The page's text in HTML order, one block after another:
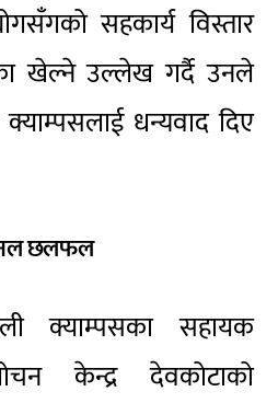
सहकार्य विस्तार
खेल्ने उल्लेख गर्दै उनले
धन्यवाद दिए
छलफल
क्याम्पसका सहायक
केन्द्र देवकोटाको